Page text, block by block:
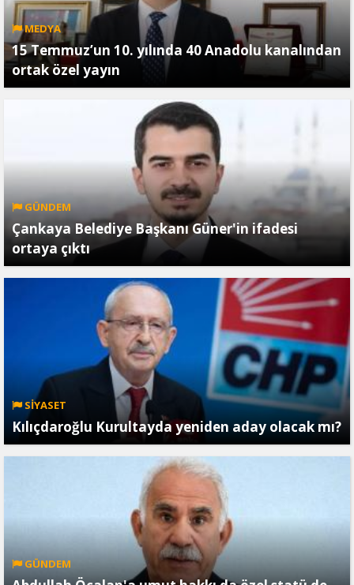
MEDYA
15 Temmuz’un 10. yılında 40 Anadolu kanalından
ortak özel yayın
GÜNDEM
Çankaya Belediye Başkanı Güner'in ifadesi
ortaya çıktı
SİYASET
Kılıçdaroğlu Kurultayda yeniden aday olacak mı?
GÜNDEM